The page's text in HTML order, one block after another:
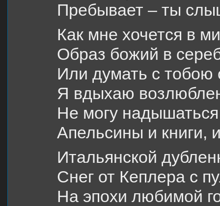
Пребывает – ты
Как мне хочется в
Образ божий в
Или думать с тобою
Я вдыхаю
Не могу
Апельсины и книги,
Итальянской
Снег от Кеплера с
На эпохи любимой